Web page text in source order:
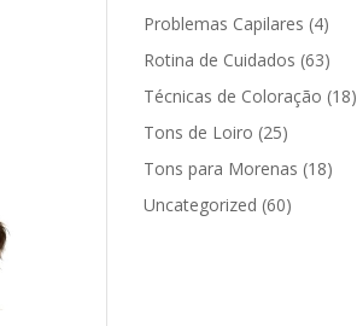
Problemas Capilares (4)
Rotina de Cuidados (63)
Técnicas de Coloração (18)
Tons de Loiro (25)
Tons para Morenas (18)
Uncategorized (60)